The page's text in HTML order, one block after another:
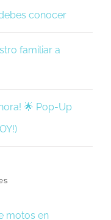
conocer
familiar a
🌟 Pop-Up
motos en